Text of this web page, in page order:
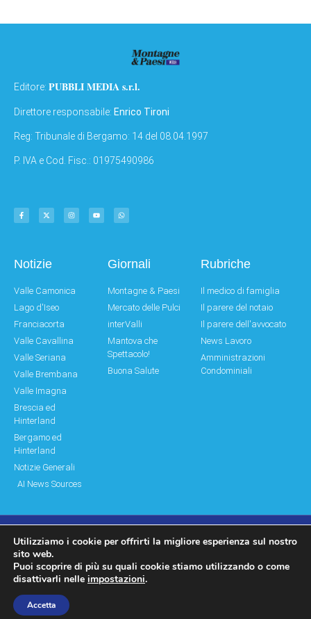
Editore: PUBBLI MEDIA s.r.l.
Direttore responsabile: Enrico Tironi
Reg: Tribunale di Bergamo: 14 del 08.04.1997
P. IVA e Cod. Fisc.: 01975490986
Notizie
Valle Camonica
Lago d'Iseo
Franciacorta
Valle Cavallina
Valle Seriana
Valle Brembana
Valle Imagna
Brescia ed
Hinterland
Bergamo ed
Hinterland
Notizie Generali
AI News Sources
Giornali
Montagne & Paesi
Mercato delle Pulci
interValli
Mantova che
Spettacolo!
Buona Salute
Rubriche
Il medico di famiglia
Il parere del notaio
Il parere dell'avvocato
News Lavoro
Amministrazioni
Condominiali
© Copyright 2011 – 2026 Montagne & Paesi
Log In|Log Out Privacy Policy
Utilizziamo i cookie per offrirti la migliore esperienza sul nostro
sito web.
Puoi scoprire di più su quali cookie stiamo utilizzando o come
disattivarli nelle impostazioni.
Accetta